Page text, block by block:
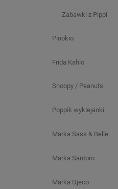
Zabawki z Pippi
Pinokio
Frida Kahlo
Snoopy / Peanuts
Poppik wyklejanki
Marka Sass & Belle
Marka Santoro
Marka Djeco